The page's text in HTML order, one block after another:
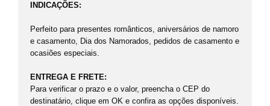
INDICAÇÕES:
Perfeito para presentes românticos, aniversários de namoro
e casamento, Dia dos Namorados, pedidos de casamento e
ocasiões especiais.
ENTREGA E FRETE:
Para verificar o prazo e o valor, preencha o CEP do
destinatário, clique em OK e confira as opções disponíveis.